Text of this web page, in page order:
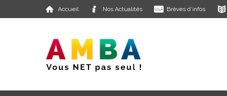
Accueil Nos Actualités Brèves d’infos